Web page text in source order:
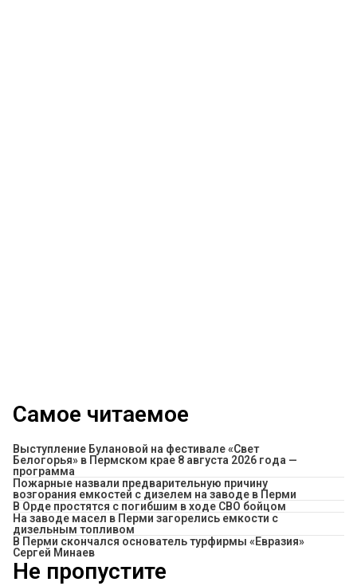
Самое читаемое
Выступление Булановой на фестивале «Свет
Белогорья» в Пермском крае 8 августа 2026 года —
программа
Пожарные назвали предварительную причину
возгорания емкостей с дизелем на заводе в Перми
В Орде простятся с погибшим в ходе СВО бойцом
На заводе масел в Перми загорелись емкости с
дизельным топливом
В Перми скончался основатель турфирмы «Евразия»
Сергей Минаев
Не пропустите